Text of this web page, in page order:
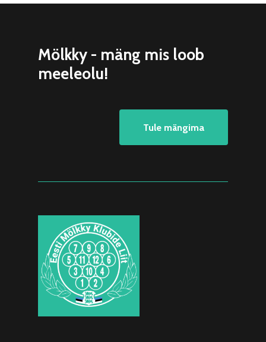
Mölkky - mäng mis loob
meeleolu!
Tule mängima